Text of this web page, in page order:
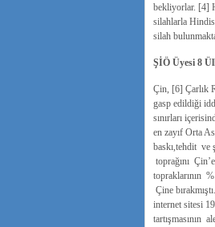
bekliyorlar. [4]
silahlarla
silah
ŞİÖ Üyesi 8
Çin, [6] Çarlık
gasp edildiği
sınırları
en zayıf Orta
baskı,tehdit ve
toprağını
topraklarının
Çine
internet sitesi
tartışmasının